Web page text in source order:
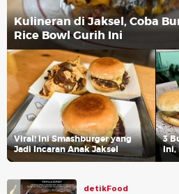
Kulineran di Jaksel, Coba
Rice Bowl Gurih Ini
Viral! Ini Smashburger yang
Jadi Incaran Anak Jaksel
3
Ini,
detikFood